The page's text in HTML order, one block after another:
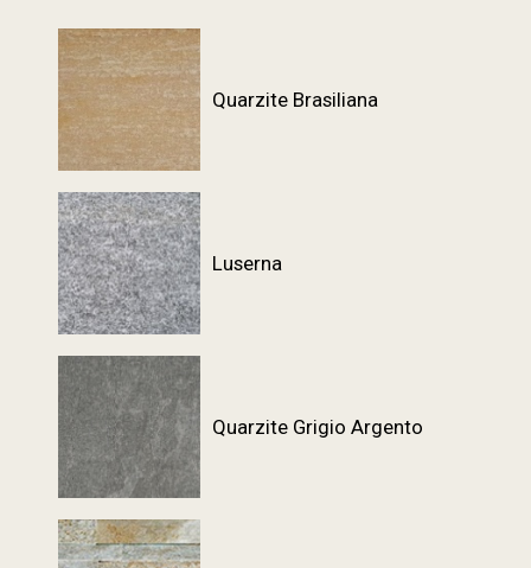
Quarzite Brasiliana
Luserna
Quarzite Grigio Argento